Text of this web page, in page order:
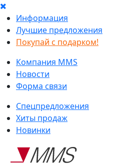
Информация
Лучшие предложения
Покупай с подарком!
Компания MMS
Новости
Форма связи
Спецпредложения
Хиты продаж
Новинки